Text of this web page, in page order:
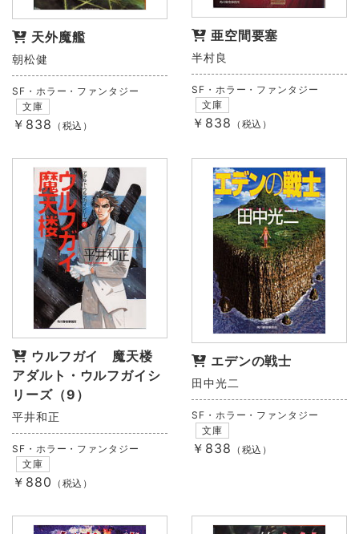
天外魔艦
朝松健
SF・ホラー・ファンタジー
文庫
￥838 （税込）
亜空間要塞
半村良
SF・ホラー・ファンタジー
文庫
￥838 （税込）
ウルフガイ 魔天楼
アダルト・ウルフガイシ
リーズ（9）
平井和正
SF・ホラー・ファンタジー
文庫
￥880 （税込）
エデンの戦士
田中光二
SF・ホラー・ファンタジー
文庫
￥838 （税込）